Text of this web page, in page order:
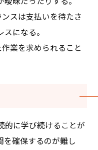
スは支払いを待たさ
になる。
業を求められること
的に学び続けることが
を確保するのが難し